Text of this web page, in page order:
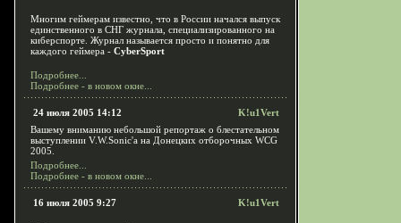
Многим геймерам известно, что в России начался выпуск
единственного в СНГ журнала, специализированного на
киберспорте. Журнал называется просто и понятно для
каждого геймера - CyberSport
Подробнее...
Подробнее - в новом окне...
24 июля 2005 14:12
K!u1Vert
Вашему вниманию небольшой репортаж о блестательном
выступлении V.W.Sonic'a на Донецких отборочных WCG
2005.
Подробнее...
Подробнее - в новом окне...
16 июля 2005 9:27 K!u1Vert